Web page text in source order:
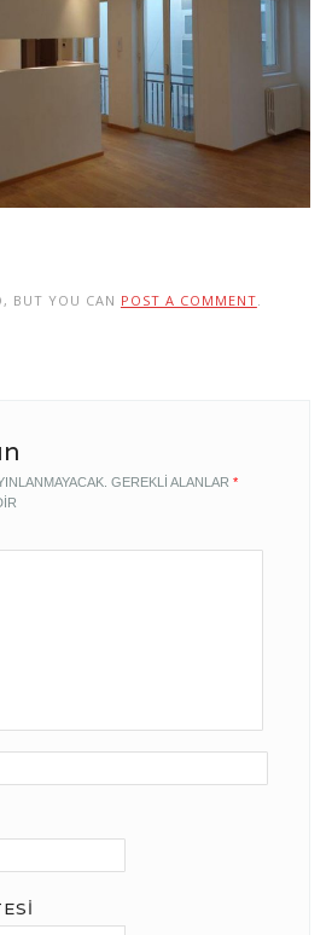
BUT YOU CAN POST A COMMENT.
GEREKLI ALANLAR *